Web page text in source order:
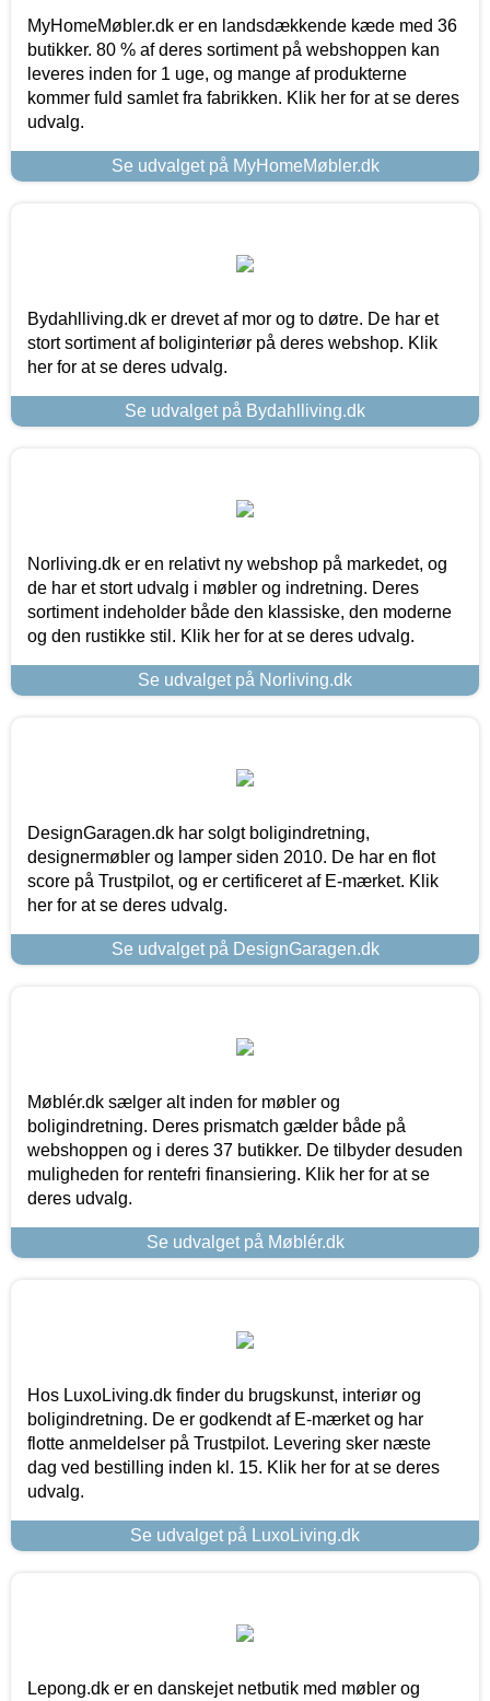
MyHomeMøbler.dk er en landsdækkende kæde med 36
butikker. 80 % af deres sortiment på webshoppen kan
leveres inden for 1 uge, og mange af produkterne
kommer fuld samlet fra fabrikken. Klik her for at se deres
udvalg.
Se udvalget på MyHomeMøbler.dk
Bydahlliving.dk er drevet af mor og to døtre. De har et
stort sortiment af boliginteriør på deres webshop. Klik
her for at se deres udvalg.
Se udvalget på Bydahlliving.dk
Norliving.dk er en relativt ny webshop på markedet, og
de har et stort udvalg i møbler og indretning. Deres
sortiment indeholder både den klassiske, den moderne
og den rustikke stil. Klik her for at se deres udvalg.
Se udvalget på Norliving.dk
DesignGaragen.dk har solgt boligindretning,
designermøbler og lamper siden 2010. De har en flot
score på Trustpilot, og er certificeret af E-mærket. Klik
her for at se deres udvalg.
Se udvalget på DesignGaragen.dk
Møblér.dk sælger alt inden for møbler og
boligindretning. Deres prismatch gælder både på
webshoppen og i deres 37 butikker. De tilbyder desuden
muligheden for rentefri finansiering. Klik her for at se
deres udvalg.
Se udvalget på Møblér.dk
Hos LuxoLiving.dk finder du brugskunst, interiør og
boligindretning. De er godkendt af E-mærket og har
flotte anmeldelser på Trustpilot. Levering sker næste
dag ved bestilling inden kl. 15. Klik her for at se deres
udvalg.
Se udvalget på LuxoLiving.dk
Lepong.dk er en danskejet netbutik med møbler og